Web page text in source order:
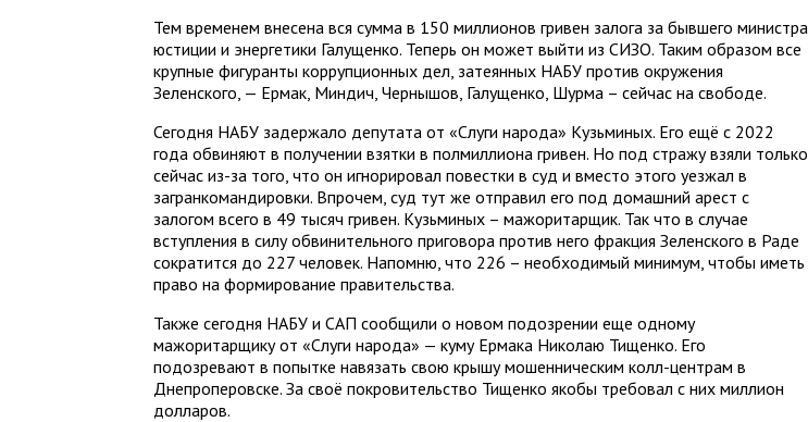
Тем временем внесена вся сумма в 150 миллионов гривен залога за бывшего министра
юстиции и энергетики Галущенко. Теперь он может выйти из СИЗО. Таким образом все
крупные фигуранты коррупционных дел, затеянных НАБУ против окружения
Зеленского, — Ермак, Миндич, Чернышов, Галущенко, Шурма – сейчас на свободе.
Сегодня НАБУ задержало депутата от «Слуги народа» Кузьминых. Его ещё с 2022
года обвиняют в получении взятки в полмиллиона гривен. Но под стражу взяли только
сейчас из-за того, что он игнорировал повестки в суд и вместо этого уезжал в
загранкомандировки. Впрочем, суд тут же отправил его под домашний арест с
залогом всего в 49 тысяч гривен. Кузьминых – мажоритарщик. Так что в случае
вступления в силу обвинительного приговора против него фракция Зеленского в Раде
сократится до 227 человек. Напомню, что 226 – необходимый минимум, чтобы иметь
право на формирование правительства.
Также сегодня НАБУ и САП сообщили о новом подозрении еще одному
мажоритарщику от «Слуги народа» — куму Ермака Николаю Тищенко. Его
подозревают в попытке навязать свою крышу мошенническим колл-центрам в
Днепроперовске. За своё покровительство Тищенко якобы требовал с них миллион
долларов.